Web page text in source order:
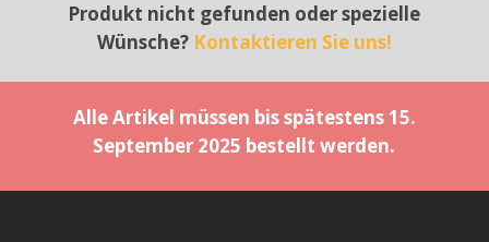
Produkt nicht gefunden oder spezielle
Wünsche? Kontaktieren Sie uns!
Alle Artikel müssen bis spätestens 15.
September 2025 bestellt werden.